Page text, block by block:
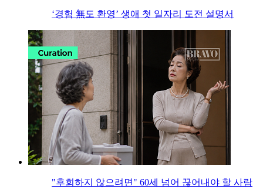
‘경험 無도 환영’ 생애 첫 일자리 도전 설명서
"후회하지 않으려면" 60세 넘어 끊어내야 할 사람